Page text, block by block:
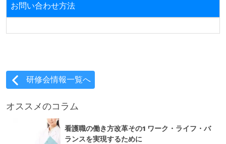
お問い合わせ方法
研修会情報一覧へ
オススメのコラム
看護職の働き方改革その1 ワーク・ライフ・バ
ランスを実現するために